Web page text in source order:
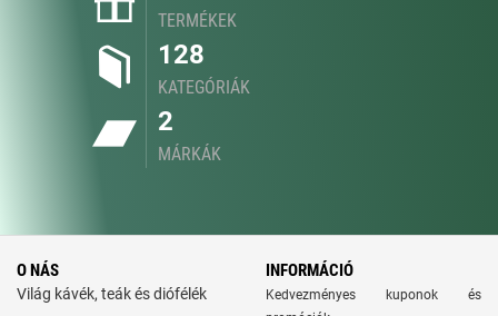
TERMÉKEK
128
KATEGÓRIÁK
2
MÁRKÁK
O NÁS
Világ kávék, teák és diófélék
INFORMÁCIÓ
Kedvezményes kuponok és